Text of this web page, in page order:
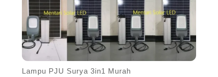
Lampu PJU Surya 3in1 Murah